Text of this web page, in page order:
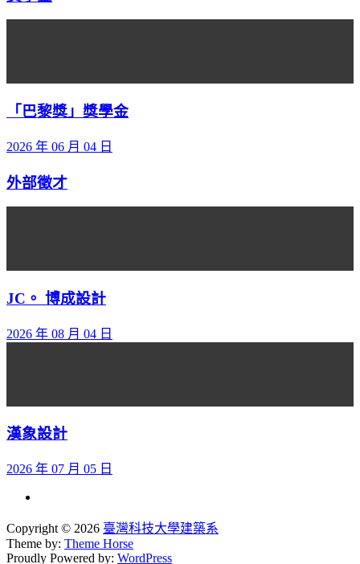
「巴黎獎」獎學金
2026 年 06 月 04 日
外部徵才
JC。 博成設計
2026 年 08 月 04 日
漢象設計
2026 年 07 月 05 日
Copyright © 2026 臺灣科技大學建築系
Theme by: Theme Horse
Proudly Powered by: WordPress